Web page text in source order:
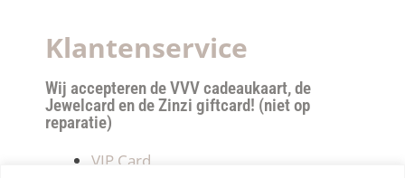
Klantenservice
Wij accepteren de VVV cadeaukaart, de
Jewelcard en de Zinzi giftcard! (niet op
reparatie)
VIP Card